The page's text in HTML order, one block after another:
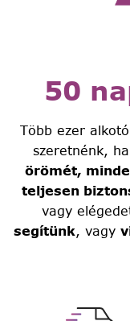
50
Több ezer
szeretnénk, ha
örömét,
teljesen
vagy
segítünk, vagy